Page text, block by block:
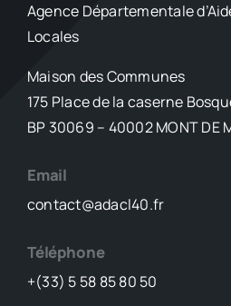
Agence Départementale
Locales
Maison des Communes
175 Place de la caserne
BP 30069 – 40002 MONT DE
Email
contact@adacl40.fr
Téléphone
+(33) 5 58 85 80 50